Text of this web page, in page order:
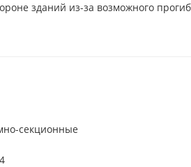
зданий из-за возможного
секционные